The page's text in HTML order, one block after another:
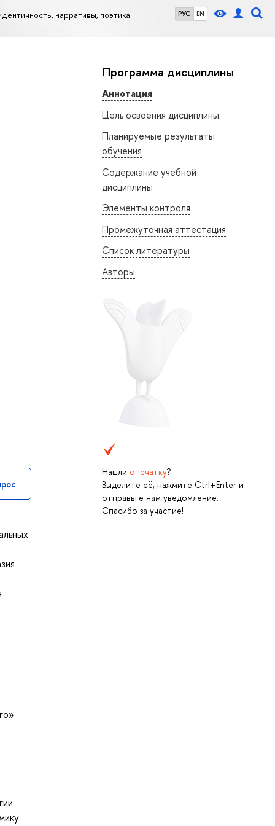
РУС EN
нарративы, поэтика
Программа дисциплины
Аннотация
Цель освоения дисциплины
Планируемые результаты
обучения
Содержание учебной
дисциплины
Элементы контроля
Промежуточная аттестация
Список литературы
Авторы
Нашли опечатку?
Выделите её, нажмите Ctrl+Enter и
отправьте нам уведомление.
Спасибо за участие!